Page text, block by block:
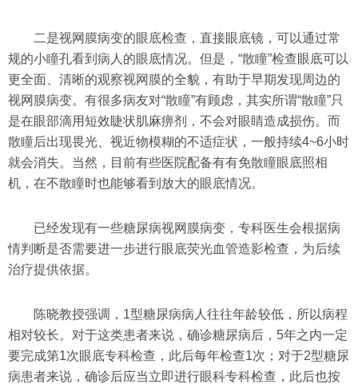
二是视网膜病变的眼底检查，直接眼底镜，可以通过常
规的小瞳孔看到病人的眼底情况。但是，“散瞳”检查眼底可以
更全面、清晰的观察视网膜的全貌，有助于早期发现周边的
视网膜病变。有很多病友对“散瞳”有顾虑，其实所谓“散瞳”只
是在眼部滴用短效睫状肌麻痹剂，不会对眼睛造成损伤。而
散瞳后出现畏光、视近物模糊的不适症状，一般持续4~6小时
就会消失。当然，目前有些医院配备有有免散瞳眼底照相
机，在不散瞳时也能够看到放大的眼底情况。
已经发现有一些糖尿病视网膜病变，专科医生会根据病
情判断是否需要进一步进行眼底荧光血管造影检查，为后续
治疗提供依据。
陈晓教授强调，1型糖尿病病人往往年龄较低，所以病程
相对较长。对于这类患者来说，确诊糖尿病后，5年之内一定
要完成第1次眼底专科检查，此后每年检查1次；对于2型糖尿
病患者来说，确诊后应当立即进行眼科专科检查，此后也按